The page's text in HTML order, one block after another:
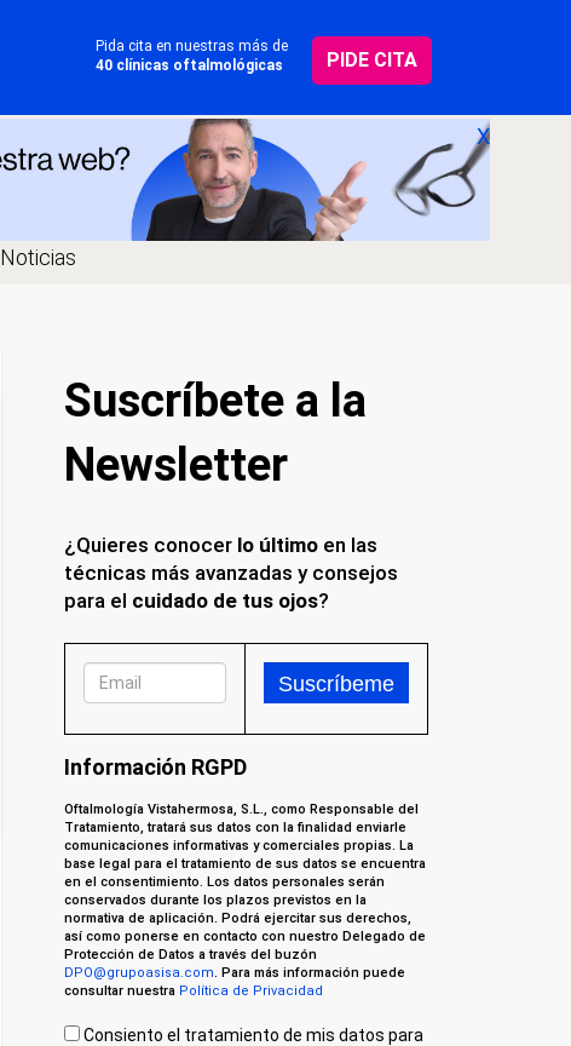
Pida cita en nuestras más de
40 clínicas oftalmológicas
PIDE CITA
X
Noticias
Suscríbete a la
Newsletter
¿Quieres conocer lo últimoen las
técnicas más avanzadas y consejos
para el cuidado de tus ojos?
Información RGPD
Oftalmología Vistahermosa, S.L., como Responsable del
Tratamiento, tratará sus datos con la finalidad enviarle
comunicaciones informativas y comerciales propias. La
base legal para el tratamiento de sus datos se encuentra
en el consentimiento. Los datos personales serán
conservados durante los plazos previstos en la
normativa de aplicación. Podrá ejercitar sus derechos,
así como ponerse en contacto con nuestro Delegado de
Protección de Datos a través del buzón
DPO@grupoasisa.com. Para más información puede
consultar nuestra Política de Privacidad
Consiento el tratamiento de mis datos para